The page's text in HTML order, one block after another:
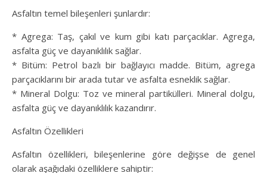
Asfaltın temel bileşenleri şunlardır:
* Agrega: Taş, çakıl ve kum gibi katı parçacıklar. Agrega,
asfalta güç ve dayanıklılık sağlar.
* Bitüm: Petrol bazlı bir bağlayıcı madde. Bitüm, agrega
parçacıklarını bir arada tutar ve asfalta esneklik sağlar.
* Mineral Dolgu: Toz ve mineral partikülleri. Mineral dolgu,
asfalta güç ve dayanıklılık kazandırır.
Asfaltın Özellikleri
Asfaltın özellikleri, bileşenlerine göre değişse de genel
olarak aşağıdaki özelliklere sahiptir: